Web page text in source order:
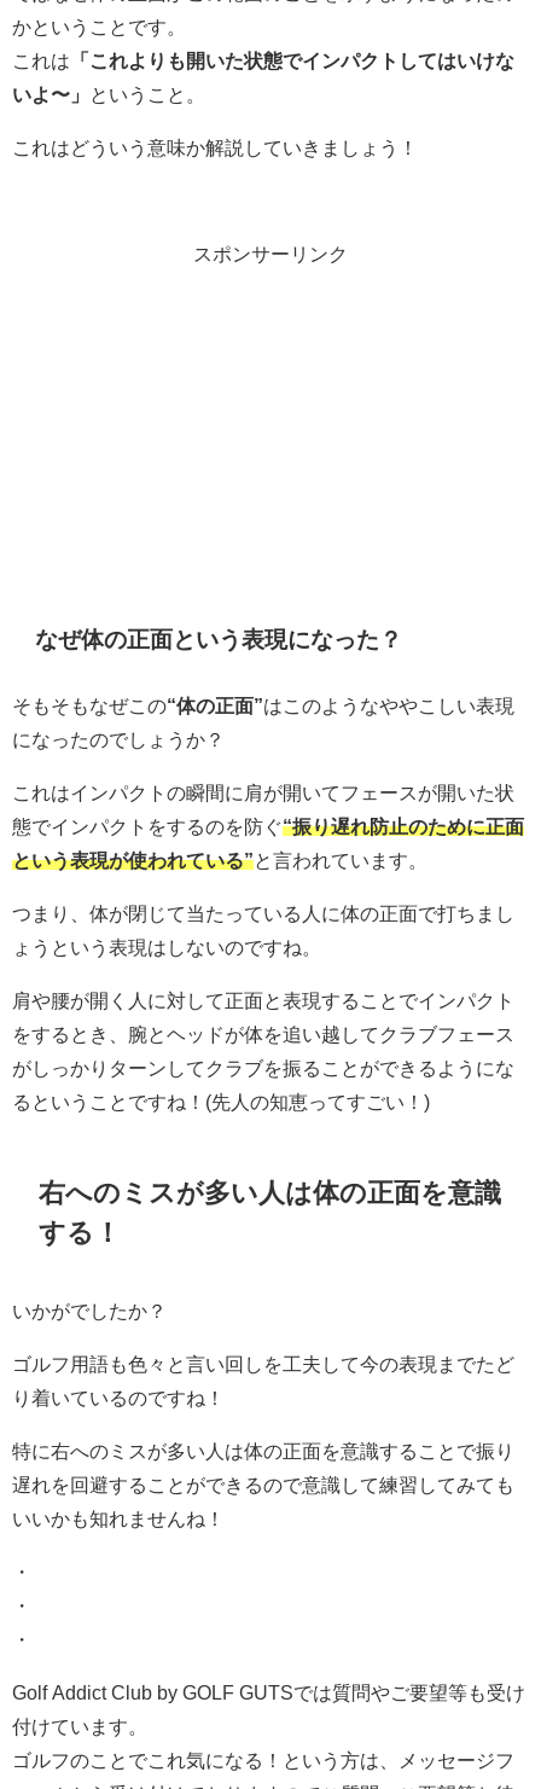
かということです。
これは 「これよりも開いた状態でインパクトしてはいけな
いよ〜」
ということ。
これはどういう意味か解説していきましょう！
スポンサーリンク
なぜ体の正面という表現になった？
そもそもなぜこの“体の正面”はこのようなややこしい表現
になったのでしょうか？
これはインパクトの瞬間に肩が開いてフェースが開いた状
態でインパクトをするのを防ぐ“振り遅れ防止のために正面
という表現が使われている”と言われています。
つまり、体が閉じて当たっている人に体の正面で打ちまし
ょうという表現はしないのですね。
肩や腰が開く人に対して正面と表現することでインパクト
をするとき、腕とヘッドが体を追い越してクラブフェース
がしっかりターンしてクラブを振ることができるようにな
るということですね！(先人の知恵ってすごい！)
右へのミスが多い人は体の正面を意識
する！
いかがでしたか？
ゴルフ用語も色々と言い回しを工夫して今の表現までたど
り着いているのですね！
特に右へのミスが多い人は体の正面を意識することで振り
遅れを回避することができるので意識して練習してみても
いいかも知れませんね！
・
・
・
Golf Addict Club by GOLF GUTSでは質問やご要望等も受け
付けています。
ゴルフのことでこれ気になる！という方は、メッセージフ